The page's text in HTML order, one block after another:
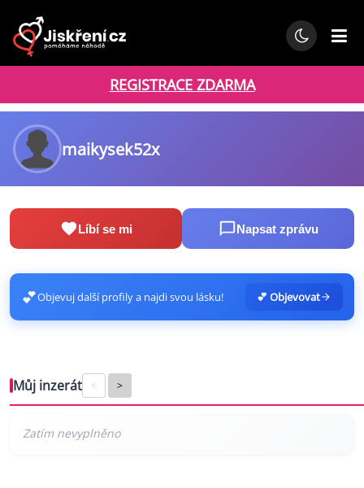
REGISTRACE ZDARMA
maikysek52x
Líbí se mi Napsat zprávu
💕Objevuj další profily a najdi svou lásku! 💕 Objevovat
Můj inzerát < >